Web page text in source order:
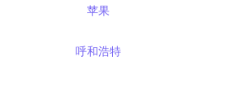
苹果
呼和浩特